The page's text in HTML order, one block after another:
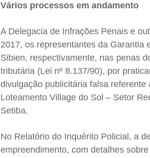
Vários processos em andamento
A Delegacia de Infrações Penais e
2017, os representantes da Garantia
Sibien, respectivamente, nas penas
tributária (Lei nº 8.137/90), por
divulgação publicitária falsa
Loteamento Village do Sol – Setor
Setiba.
No Relatório do Inquérito Policial, a
empreendimento, com detalhes